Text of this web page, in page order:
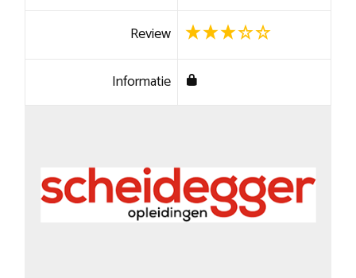
Review
Informatie